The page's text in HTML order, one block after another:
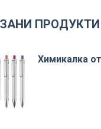
ПРОДУКТИ
Химикалка